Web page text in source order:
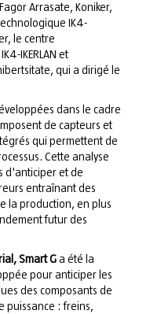
Arrasate, Koniker,
IK4-
le centre
IKERLAN et
qui a dirigé le
dans le cadre
de capteurs et
qui permettent de
Cette analyse
d'anticiper et de
entraînant des
la production, en plus
futur des
Smart Ga été la
pour anticiper les
des composants de
puissance : freins,